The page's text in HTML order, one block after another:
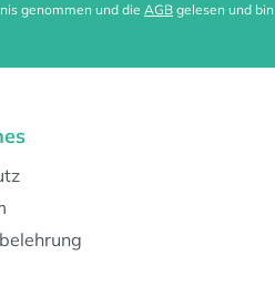
genommen und die AGB gelesen und bin